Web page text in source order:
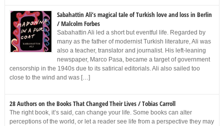
Sabahattin Ali’s magical tale of Turkish love and loss in Berlin
/ Malcolm Forbes
Sabahattin Ali led a short but eventful life. Regarded by
many as the father of modernist Turkish literature, Ali was
also a teacher, translator and journalist. His left-leaning
newspaper, Marco Pasa, became a target of government
censorship in the 1940s due to its satirical editorials. Ali also sailed too
close to the wind and was […]
28 Authors on the Books That Changed Their Lives / Tobias Carroll
The right book, it’s said, can change your life. Some books can alter
perceptions of the world, or let a reader see life from a perspective they may